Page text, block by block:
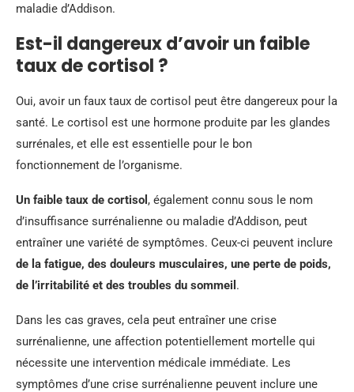
maladie d’Addison.
Est-il dangereux d’avoir un faible
taux de cortisol ?
Oui, avoir un faux taux de cortisol peut être dangereux pour la
santé. Le cortisol est une hormone produite par les glandes
surrénales, et elle est essentielle pour le bon
fonctionnement de l’organisme.
Un faible taux de cortisol , également connu sous le nom
d’insuffisance surrénalienne ou maladie d’Addison, peut
entraîner une variété de symptômes. Ceux-ci peuvent inclure
de la fatigue, des douleurs musculaires, une perte de poids,
de l’irritabilité et des troubles du sommeil .
Dans les cas graves, cela peut entraîner une crise
surrénalienne, une affection potentiellement mortelle qui
nécessite une intervention médicale immédiate. Les
symptômes d’une crise surrénalienne peuvent inclure une